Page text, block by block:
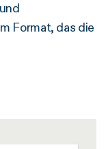
Format, das die